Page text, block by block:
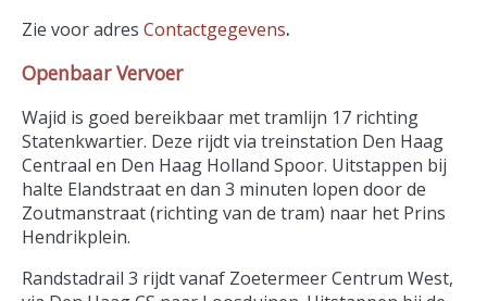
Zie voor adres Contactgegevens.
Openbaar Vervoer
Wajid is goed bereikbaar met tramlijn 17 richting
Statenkwartier. Deze rijdt via treinstation Den Haag
Centraal en Den Haag Holland Spoor. Uitstappen bij
halte Elandstraat en dan 3 minuten lopen door de
Zoutmanstraat (richting van de tram) naar het Prins
Hendrikplein.
Randstadrail 3 rijdt vanaf Zoetermeer Centrum West,